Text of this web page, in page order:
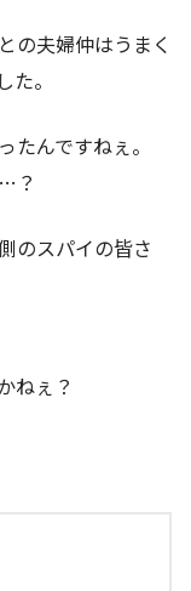
の夫婦仲はうまく
。
んですねぇ。
？
のスパイの皆さ
ねぇ？